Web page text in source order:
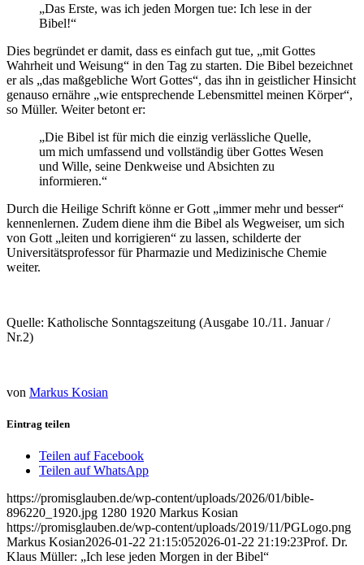
„Das Erste, was ich jeden Morgen tue: Ich lese in der
Bibel!“
Dies begründet er damit, dass es einfach gut tue, „mit Gottes
Wahrheit und Weisung“ in den Tag zu starten. Die Bibel bezeichnet
er als „das maßgebliche Wort Gottes“, das ihn in geistlicher Hinsicht
genauso ernähre „wie entsprechende Lebensmittel meinen Körper“,
so Müller. Weiter betont er:
„Die Bibel ist für mich die einzig verlässliche Quelle,
um mich umfassend und vollständig über Gottes Wesen
und Wille, seine Denkweise und Absichten zu
informieren.“
Durch die Heilige Schrift könne er Gott „immer mehr und besser“
kennenlernen. Zudem diene ihm die Bibel als Wegweiser, um sich
von Gott „leiten und korrigieren“ zu lassen, schilderte der
Universitätsprofessor für Pharmazie und Medizinische Chemie
weiter.
Quelle: Katholische Sonntagszeitung (Ausgabe 10./11. Januar /
Nr.2)
von Markus Kosian
Eintrag teilen
Teilen auf Facebook
Teilen auf WhatsApp
https://promisglauben.de/wp-content/uploads/2026/01/bible-
896220_1920.jpg 1280 1920 Markus Kosian
https://promisglauben.de/wp-content/uploads/2019/11/PGLogo.png
Markus Kosian2026-01-22 21:15:052026-01-22 21:19:23Prof. Dr.
Klaus Müller: „Ich lese jeden Morgen in der Bibel“